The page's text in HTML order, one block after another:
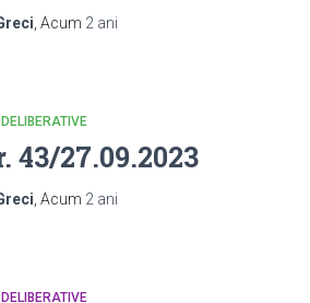
, Acum 2 ani
43/27.09.2023
, Acum 2 ani